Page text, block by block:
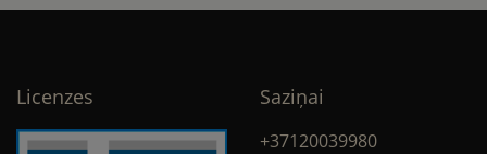
Licenzes Saziņai
+37120039980